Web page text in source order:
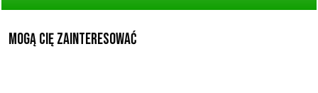
Mogą Cię zainteresować